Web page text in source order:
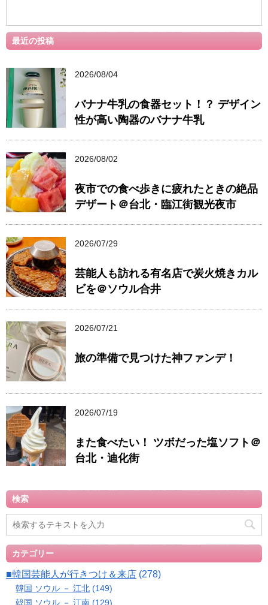
最近の投稿
2026/08/04
バナナ牛乳の食器セット！？ デザイン
性が高い陶器のバナナ牛乳
2026/08/02
夜市での食べ歩きに疲れたときの絶品
デザート＠台北・臨江街観光夜市
2026/07/29
芸能人も訪れる有名店で炭火焼きカル
ビを＠ソウル合井
2026/07/21
旅の準備で見つけた神ファンデ！
2026/07/19
また食べたい！ ツボだった塩ソフト＠
台北・迪化街
検索
カテゴリー
■韓国芸能人が行きつけ＆来店 (278)
韓国 ソウル － 江北 (149)
韓国 ソウル － 江南 (129)